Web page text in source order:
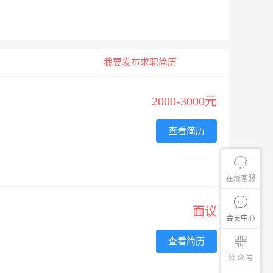
在线客服
会员中心
公 众 号
我要发布求职简历
2000-3000元
查看简历
面议
查看简历